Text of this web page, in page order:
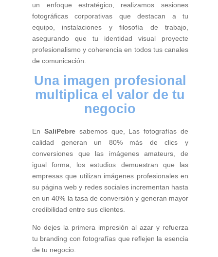
un enfoque estratégico, realizamos sesiones
fotográficas corporativas que destacan a tu
equipo, instalaciones y filosofía de trabajo,
asegurando que tu identidad visual proyecte
profesionalismo y coherencia en todos tus canales
de comunicación.
Una imagen profesional
multiplica el valor de tu
negocio
En SaliPebresabemos que, Las fotografías de
calidad generan un 80% más de clics y
conversiones que las imágenes amateurs, de
igual forma, los estudios demuestran que las
empresas que utilizan imágenes profesionales en
su página web y redes sociales incrementan hasta
en un 40% la tasa de conversión y generan mayor
credibilidad entre sus clientes.
No dejes la primera impresión al azar y refuerza
tu branding con fotografías que reflejen la esencia
de tu negocio.